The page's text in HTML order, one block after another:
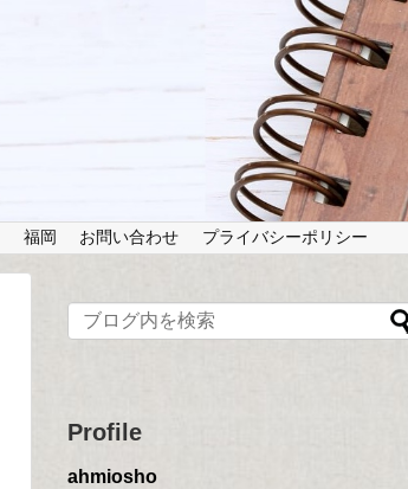
福岡 お問い合わせ プライバシーポリシー
Profile
ahmiosho